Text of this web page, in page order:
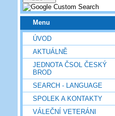
Menu
ÚVOD
AKTUÁLNĚ
JEDNOTA ČSOL ČESKÝ
BROD
SEARCH - LANGUAGE
SPOLEK A KONTAKTY
VÁLEČNÍ VETERÁNI